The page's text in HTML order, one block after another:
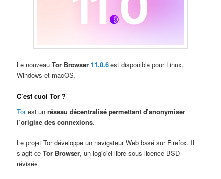
Le nouveauTor Browser11.0.6 est disponible pour Linux,
Windows et macOS.
C’est quoi Tor ?
Torest unréseau décentralisé permettant d’anonymiser
l’origine des connexions.
Le projet Tor développe un navigateur Web basé sur Firefox. Il
s’agit deTor Browser, un logiciel libre sous licence BSD
révisée.